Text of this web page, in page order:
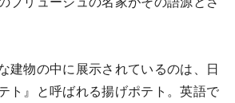
建物の中に展示されているのは、日
ト』と呼ばれる揚げポテト。英語で